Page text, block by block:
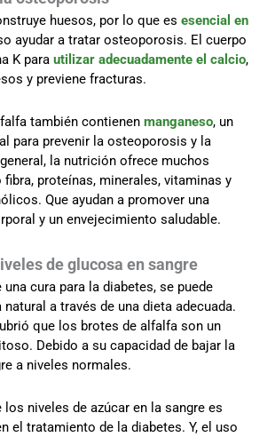
huesos, por lo que es esencial en
ayudar a tratar osteoporosis. El cuerpo
K para utilizar adecuadamente el calcio,
y previene fracturas.
también contienen manganeso, un
para prevenir la osteoporosis y la
la nutrición ofrece muchos
proteínas, minerales, vitaminas y
Que ayudan a promover una
y un envejecimiento saludable.
de glucosa en sangre
cura para la diabetes, se puede
a través de una dieta adecuada.
que los brotes de alfalfa son un
Debido a su capacidad de bajar la
a niveles normales.
los niveles de azúcar en la sangre es
el tratamiento de la diabetes. Y, el uso